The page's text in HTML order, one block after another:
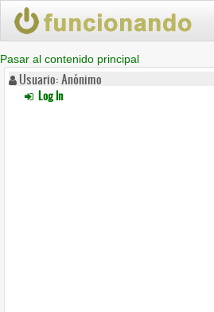
Pasar al contenido principal
Usuario: Anónimo
Log In